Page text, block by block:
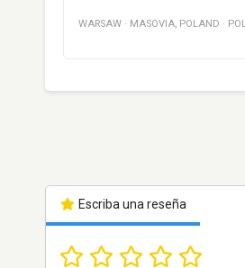
WARSAW · MASOVIA, POLAND ·
Escriba una reseña